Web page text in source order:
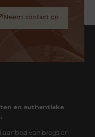
Neem contact op
en authentieke
aanbod van blogs en